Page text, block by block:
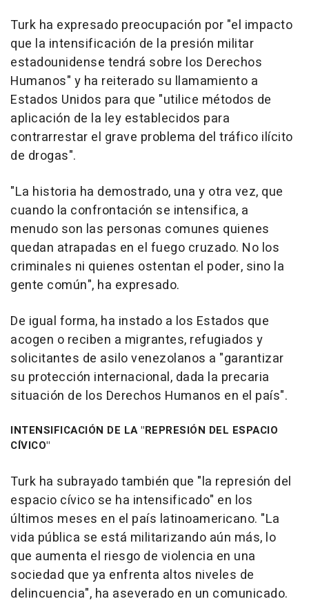
Turk ha expresado preocupación por "el impacto
que la intensificación de la presión militar
estadounidense tendrá sobre los Derechos
Humanos" y ha reiterado su llamamiento a
Estados Unidos para que "utilice métodos de
aplicación de la ley establecidos para
contrarrestar el grave problema del tráfico ilícito
de drogas".
"La historia ha demostrado, una y otra vez, que
cuando la confrontación se intensifica, a
menudo son las personas comunes quienes
quedan atrapadas en el fuego cruzado. No los
criminales ni quienes ostentan el poder, sino la
gente común", ha expresado.
De igual forma, ha instado a los Estados que
acogen o reciben a migrantes, refugiados y
solicitantes de asilo venezolanos a "garantizar
su protección internacional, dada la precaria
situación de los Derechos Humanos en el país".
INTENSIFICACIÓN DE LA "REPRESIÓN DEL ESPACIO
CÍVICO"
Turk ha subrayado también que "la represión del
espacio cívico se ha intensificado" en los
últimos meses en el país latinoamericano. "La
vida pública se está militarizando aún más, lo
que aumenta el riesgo de violencia en una
sociedad que ya enfrenta altos niveles de
delincuencia", ha aseverado en un comunicado.